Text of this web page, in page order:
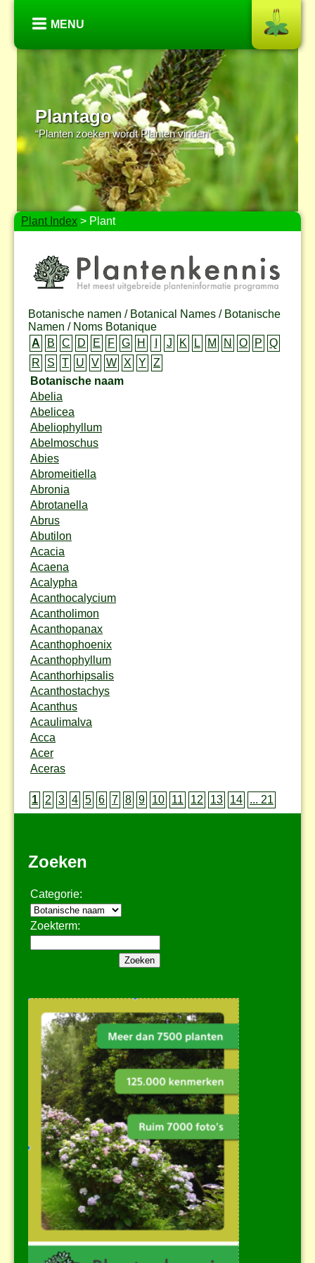
MENU
Plantago
“Planten zoeken wordt Planten vinden”
Plant Index > Plant
Botanische namen / Botanical Names / Botanische
Namen / Noms Botanique
A
B C D E F G H J K L M N O P
Q
R
S T U V W X Y
Z
Botanische naam
Abelia
Abelicea
Abeliophyllum
Abelmoschus
Abies
Abromeitiella
Abronia
Abrotanella
Abrus
Abutilon
Acacia
Acaena
Acalypha
Acanthocalycium
Acantholimon
Acanthopanax
Acanthophoenix
Acanthophyllum
Acanthorhipsalis
Acanthostachys
Acanthus
Acaulimalva
Acca
Acer
Aceras
1 2 3 4 5 6 7 8 9 10 11 12 13 14 ... 21
Zoeken
Categorie:
Zoekterm: